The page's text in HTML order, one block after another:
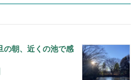
の朝、近くの池で感